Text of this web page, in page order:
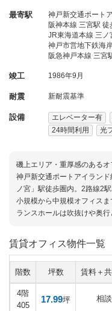
最寄駅
神戸新交通ポート
阪神本線 三宮駅 徒
JR東海道本線 三ノ
神戸市営地下鉄海
阪急神戸本線 三宮
竣工 1986年9月
耐震 新耐震基準
設備 エレベーター有
24時間利用
光
磯上エリア・重厚感のあるオ
神戸新交通ポートアイラン
ノ宮」駅徒歩圏内。2路線2駅
小規模から中規模オフィス
ランスホールは吹抜けや奥
賃貸オフィス物件一覧
階数 坪数 賃料＋
4階
405
17.99坪 相談